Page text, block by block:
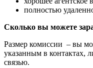
полностью
Сколько вы можете
Размер комиссии – вы
указанным в контактах,
связью.